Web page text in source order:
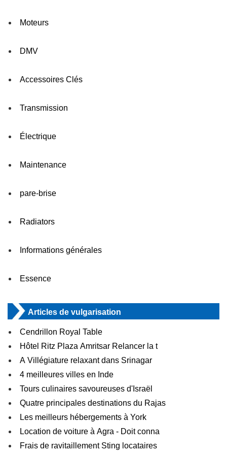
Moteurs
DMV
Accessoires Clés
Transmission
Électrique
Maintenance
pare-brise
Radiators
Informations générales
Essence
Articles de vulgarisation
Cendrillon Royal Table
Hôtel Ritz Plaza Amritsar Relancer la t
A Villégiature relaxant dans Srinagar
4 meilleures villes en Inde
Tours culinaires savoureuses d'Israël
Quatre principales destinations du Rajas
Les meilleurs hébergements à York
Location de voiture à Agra - Doit conna
Frais de ravitaillement Sting locataires